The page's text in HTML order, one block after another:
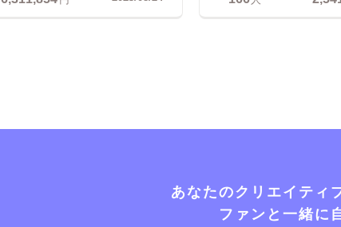
あなたのクリエイティ
ファンと一緒に